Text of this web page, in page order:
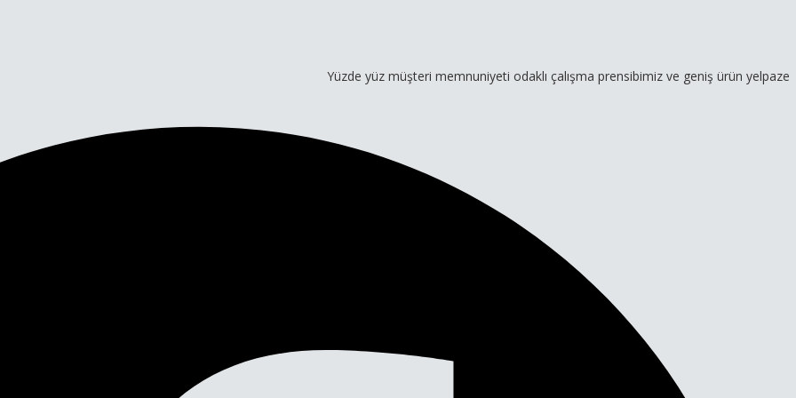
Yüzde yüz müşteri memnuniyeti odaklı çalışma prensibimiz ve geniş ürün yelpazemizle